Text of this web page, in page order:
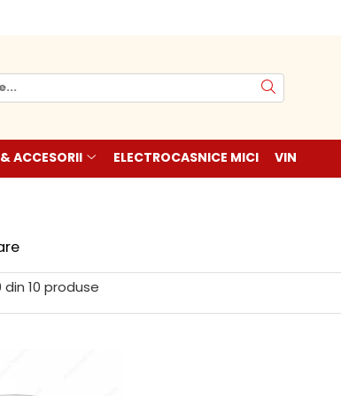
ACCESORII ELECTROCASNICE MICI VIN
din 10 produse